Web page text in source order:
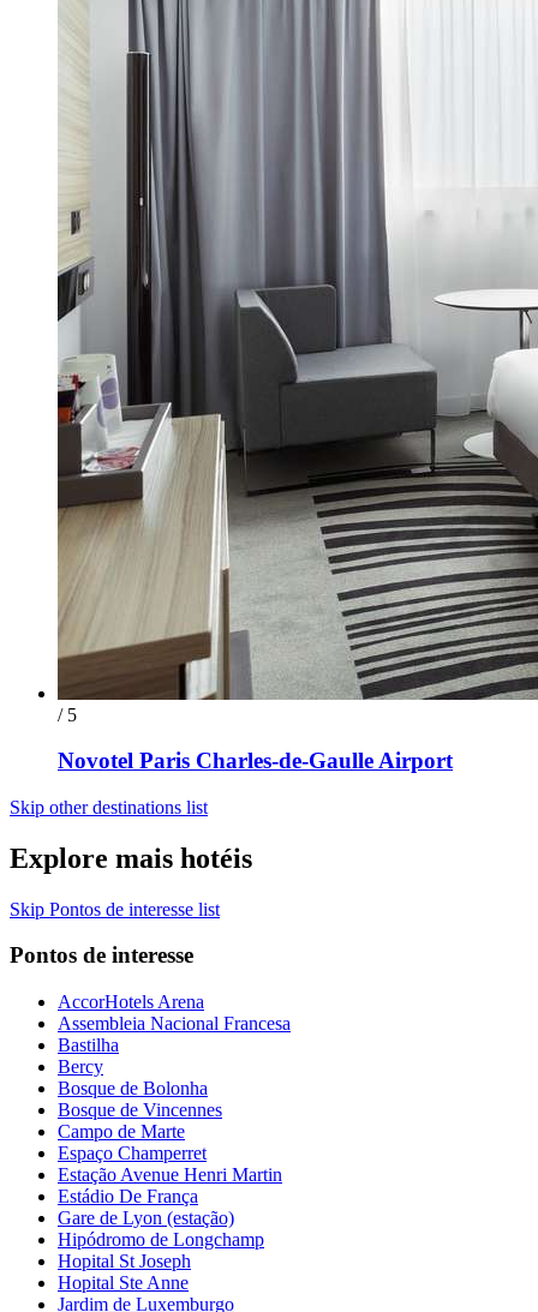
/ 5
Novotel Paris Charles-de-Gaulle Airport
Skip other destinations list
Explore mais hotéis
Skip Pontos de interesse list
Pontos de interesse
AccorHotels Arena
Assembleia Nacional Francesa
Bastilha
Bercy
Bosque de Bolonha
Bosque de Vincennes
Campo de Marte
Espaço Champerret
Estação Avenue Henri Martin
Estádio De França
Gare de Lyon (estação)
Hipódromo de Longchamp
Hopital St Joseph
Hopital Ste Anne
Jardim de Luxemburgo